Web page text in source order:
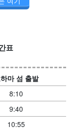
표
마 섬 출발
8:10
9:40
10:55